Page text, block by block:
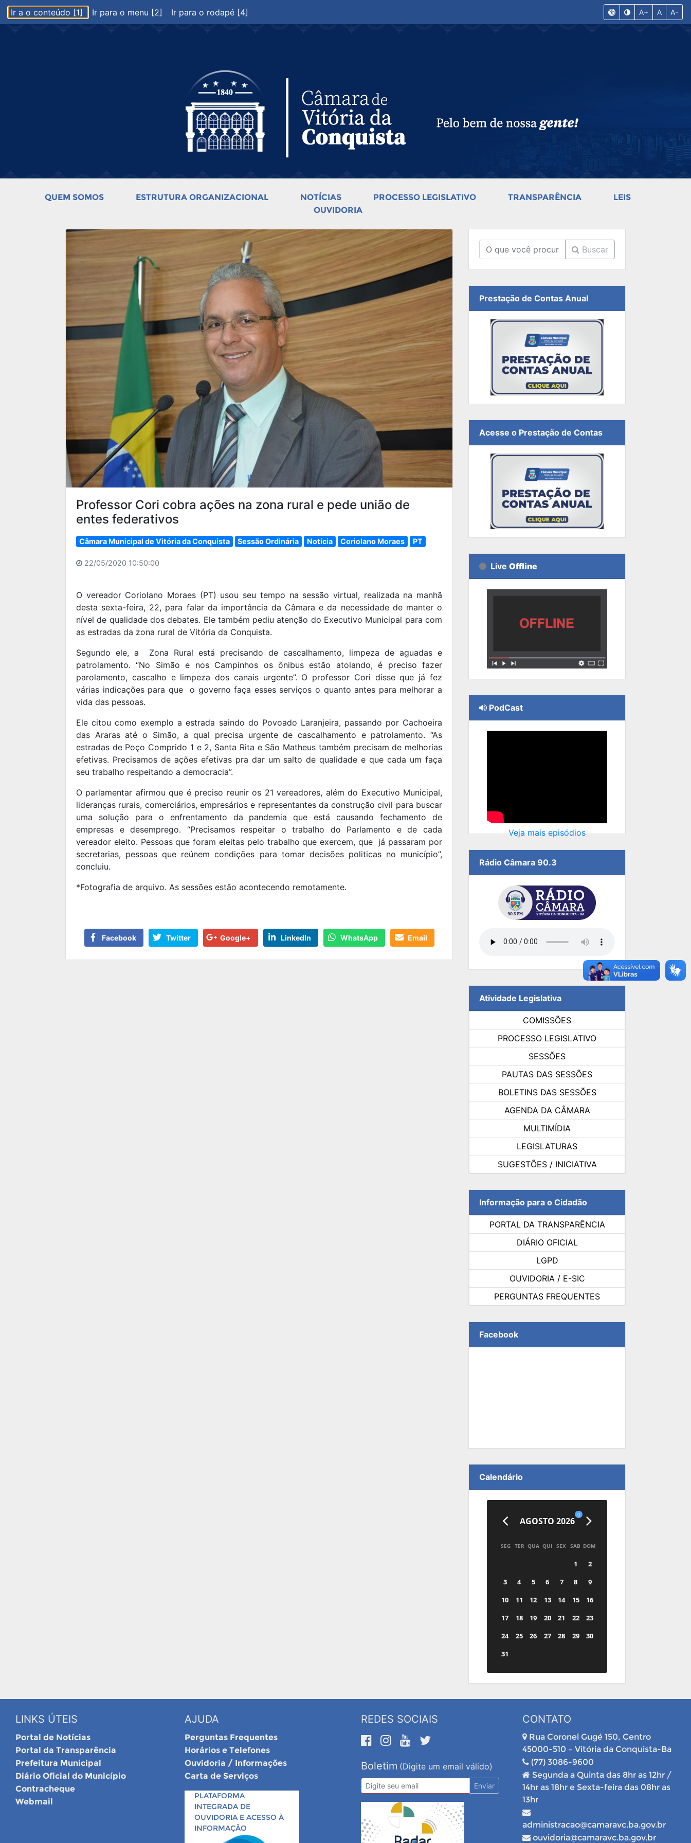
Ir a o conteúdo [1] Ir para o menu [2] Ir para o rodapé [4] A+ A A-
QUEM SOMOS ESTRUTURA ORGANIZACIONAL NOTÍCIAS PROCESSO LEGISLATIVO TRANSPARÊNCIA
LEIS
OUVIDORIA
Professor Cori cobra ações na zona rural e pede união de
entes federativos
Câmara Municipal de Vitória da Conquista Sessão Ordinária Notícia Coriolano Moraes PT
22/05/2020 10:50:00
O vereador Coriolano Moraes (PT) usou seu tempo na sessão virtual, realizada na manhã
desta sexta-feira, 22, para falar da importância da Câmara e da necessidade de manter o
nível de qualidade dos debates. Ele também pediu atenção do Executivo Municipal para com
as estradas da zona rural de Vitória da Conquista.
Segundo ele, a Zona Rural está precisando de cascalhamento, limpeza de aguadas e
patrolamento. “No Simão e nos Campinhos os ônibus estão atolando, é preciso fazer
parolamento, cascalho e limpeza dos canais urgente”. O professor Cori disse que já fez
várias indicações para que o governo faça esses serviços o quanto antes para melhorar a
vida das pessoas.
Ele citou como exemplo a estrada saindo do Povoado Laranjeira, passando por Cachoeira
das Araras até o Simão, a qual precisa urgente de cascalhamento e patrolamento. “As
estradas de Poço Comprido 1 e 2, Santa Rita e São Matheus também precisam de melhorias
efetivas. Precisamos de ações efetivas pra dar um salto de qualidade e que cada um faça
seu trabalho respeitando a democracia”.
O parlamentar afirmou que é preciso reunir os 21 vereadores, além do Executivo Municipal,
lideranças rurais, comerciários, empresários e representantes da construção civil para buscar
uma solução para o enfrentamento da pandemia que está causando fechamento de
empresas e desemprego. “Precisamos respeitar o trabalho do Parlamento e de cada
vereador eleito. Pessoas que foram eleitas pelo trabalho que exercem, que já passaram por
secretarias, pessoas que reúnem condições para tomar decisões politicas no município”,
concluiu.
*Fotografia de arquivo. As sessões estão acontecendo remotamente.
Facebook Twitter Google+ LinkedIn WhatsApp Email
Buscar
Prestação de Contas Anual
Acesse o Prestação de Contas
Live Offline
PodCast
Veja mais episódios
Rádio Câmara 90.3
Atividade Legislativa
COMISSÕES
PROCESSO LEGISLATIVO
SESSÕES
PAUTAS DAS SESSÕES
BOLETINS DAS SESSÕES
AGENDA DA CÂMARA
MULTIMÍDIA
LEGISLATURAS
SUGESTÕES / INICIATIVA
Informação para o Cidadão
PORTAL DA TRANSPARÊNCIA
DIÁRIO OFICIAL
LGPD
OUVIDORIA / E-SIC
PERGUNTAS FREQUENTES
Facebook
Calendário
AGOSTO 2026
0
SEG TER QUA QUI SEX SAB DOM
1
2
3
4 5 6 7 8
9
10
11 12 13 14 15
16
17
18 19 20 21 22
23
24
25 26 27 28 29
30
31
LINKS ÚTEIS
Portal de Notícias
Portal da Transparência
Prefeitura Municipal
Diário Oficial do Município
Contracheque
Webmail
AJUDA
Perguntas Frequentes
Horários e Telefones
Ouvidoria / Informações
Carta de Serviços
PLATAFORMA
INTEGRADA DE
OUVIDORIA E ACESSO À
INFORMAÇÃO
REDES SOCIAIS
Boletim (Digite um email válido)
Enviar
CONTATO
Rua Coronel Gugé 150, Centro
45000-510 – Vitória da Conquista-Ba
(77) 3086-9600
Segunda a Quinta das 8hr as 12hr /
14hr as 18hr e Sexta-feira das 08hr as
13hr
administracao@camaravc.ba.gov.br
ouvidoria@camaravc.ba.gov.br